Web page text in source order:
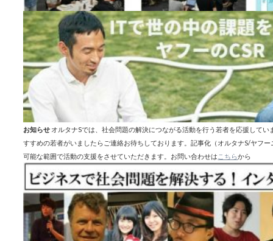
お知らせ オルタナSでは、社会問題の解決につながる活動を行う若者を応援して
すすめの若者がいましたらご連絡お待ちしております。記事化（オルタナS/ヤフ
可能な範囲で活動の支援をさせていただきます。お問い合わせは こちらから